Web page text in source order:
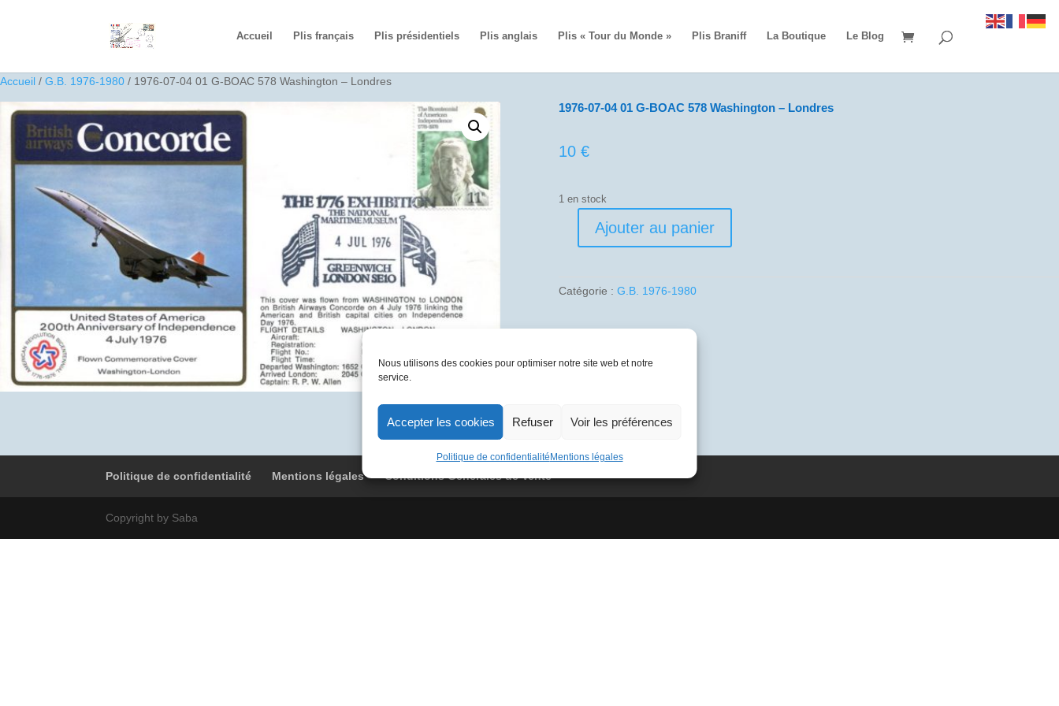
Nous utilisons des cookies pour optimiser notre site web et notre
service.
Accepter les cookies Refuser Voir les préférences
Politique de confidentialité Mentions légales
Accueil Plis français Plis présidentiels Plis anglais Plis « Tour du Monde » Plis Braniff La Boutique Le Blog
Accueil / G.B. 1976-1980 / 1976-07-04 01 G-BOAC 578 Washington – Londres
1976-07-04 01 G-BOAC 578 Washington – Londres
10 €
1 en stock
quantité
07-
01
BOAC
Ajouter au panier
Catégorie : G.B. 1976-1980
Politique de confidentialité Mentions légales Conditions Générales de Vente
Copyright by Saba